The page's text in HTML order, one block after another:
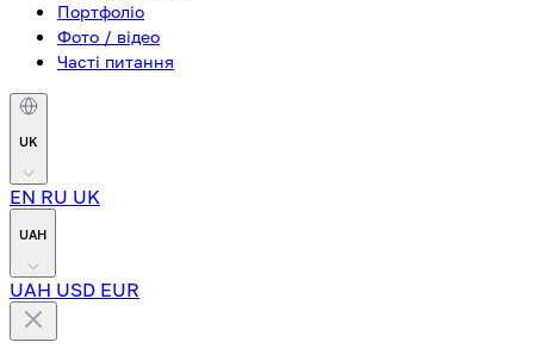
Портфоліо
Фото / відео
Часті питання
UK
EN RU UK
UAH
UAH USD EUR